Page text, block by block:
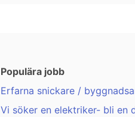
Populära jobb
Erfarna snickare /
Vi söker en elektriker- bli en